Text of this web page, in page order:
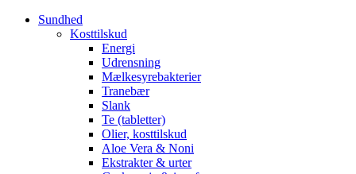
Sundhed
Kosttilskud
Energi
Udrensning
Mælkesyrebakterier
Tranebær
Slank
Te (tabletter)
Olier, kosttilskud
Aloe Vera & Noni
Ekstrakter & urter